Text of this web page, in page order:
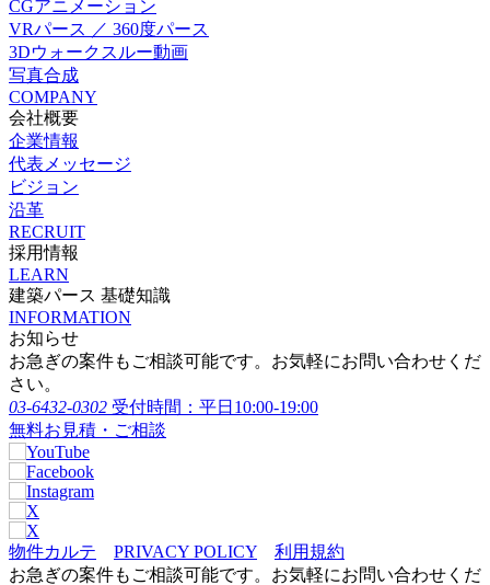
CGアニメーション
VRパース ／ 360度パース
3Dウォークスルー動画
写真合成
COMPANY
会社概要
企業情報
代表メッセージ
ビジョン
沿革
RECRUIT
採用情報
LEARN
建築パース 基礎知識
INFORMATION
お知らせ
お急ぎの案件もご相談可能です。お気軽にお問い合わせくだ
さい。
03-6432-0302 受付時間：平日10:00-19:00
無料お見積・ご相談
物件カルテ PRIVACY POLICY
利用規約
お急ぎの案件もご相談可能です。お気軽にお問い合わせくだ